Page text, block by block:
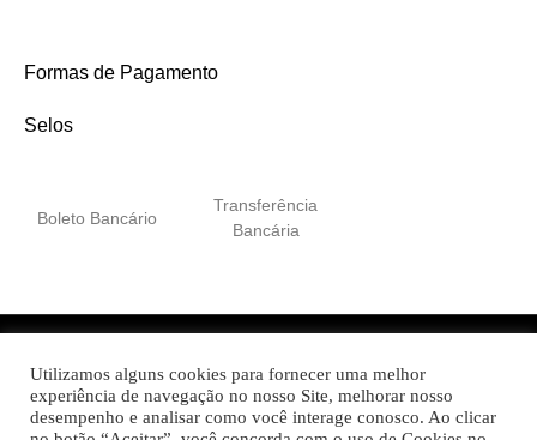
Formas de Pagamento
Selos
Boleto Bancário
Transferência
Bancária
Itali Embalagens Plásticas © 2022 Todos os direitos
reservados
Utilizamos alguns cookies para fornecer uma melhor
experiência de navegação no nosso Site, melhorar nosso
desempenho e analisar como você interage conosco. Ao clicar